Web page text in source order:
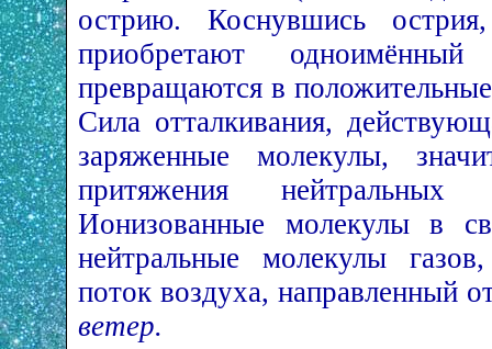
острию. Коснувшись
приобретают
превращаются в
Сила отталкивания,
заряженные молекулы,
притяжения
Ионизованные молекулы в
нейтральные молекулы
поток воздуха, направленный
ветер.